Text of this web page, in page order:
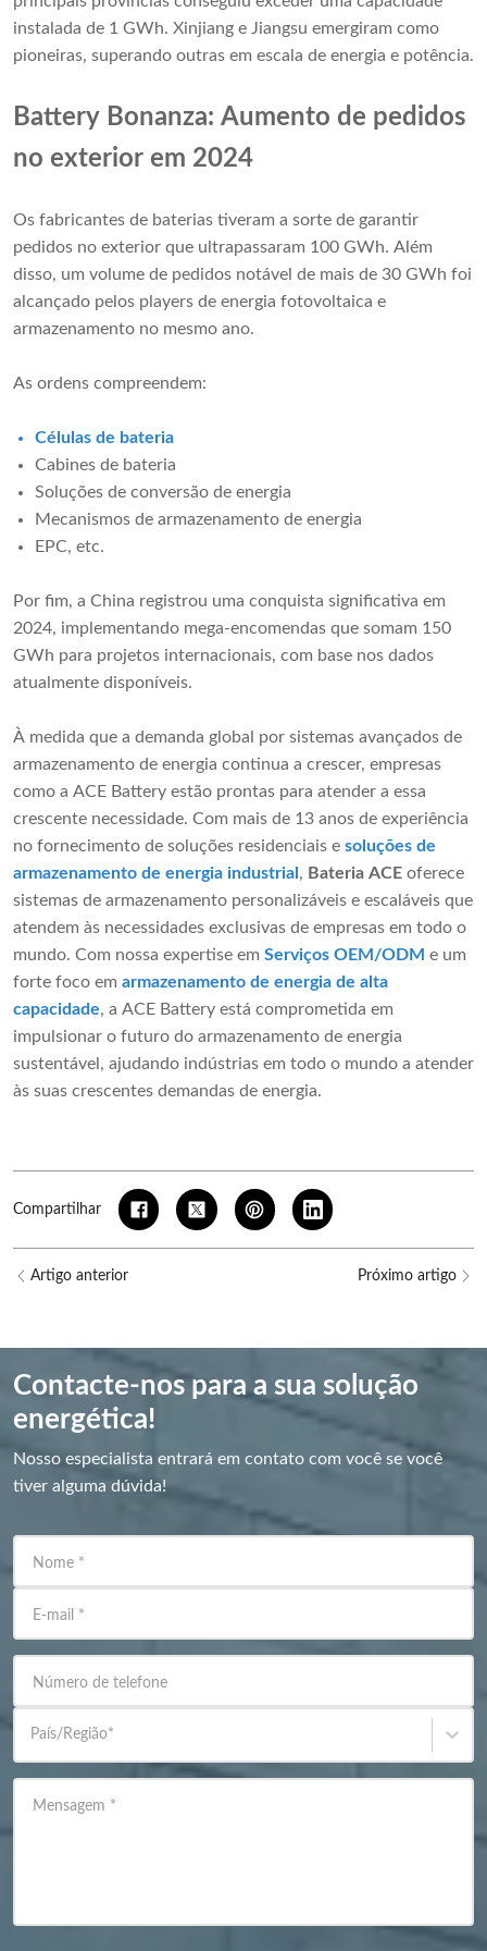
instalada de 1 GWh. Xinjiang e Jiangsu emergiram como
pioneiras, superando outras em escala de energia e potência.
Battery Bonanza: Aumento de pedidos
no exterior em 2024
Os fabricantes de baterias tiveram a sorte de garantir
pedidos no exterior que ultrapassaram 100 GWh. Além
disso, um volume de pedidos notável de mais de 30 GWh foi
alcançado pelos players de energia fotovoltaica e
armazenamento no mesmo ano.
As ordens compreendem:
Células de bateria
Cabines de bateria
Soluções de conversão de energia
Mecanismos de armazenamento de energia
EPC, etc.
Por fim, a China registrou uma conquista significativa em
2024, implementando mega-encomendas que somam 150
GWh para projetos internacionais, com base nos dados
atualmente disponíveis.
À medida que a demanda global por sistemas avançados de
armazenamento de energia continua a crescer, empresas
como a ACE Battery estão prontas para atender a essa
crescente necessidade. Com mais de 13 anos de experiência
no fornecimento de soluções residenciais e soluções de
armazenamento de energia industrial , Bateria ACE oferece
sistemas de armazenamento personalizáveis ​​e escaláveis ​​que
atendem às necessidades exclusivas de empresas em todo o
mundo. Com nossa expertise em Serviços OEM/ODM e um
forte foco em armazenamento de energia de alta
capacidade, a ACE Battery está comprometida em
impulsionar o futuro do armazenamento de energia
sustentável, ajudando indústrias em todo o mundo a atender
às suas crescentes demandas de energia.
Compartilhar
Artigo anterior Próximo artigo
Contacte-nos para a sua solução
energética!
Nosso especialista entrará em contato com você se você
tiver alguma dúvida!
Nome *
E-mail *
Número de telefone
País/Região*
Mensagem *